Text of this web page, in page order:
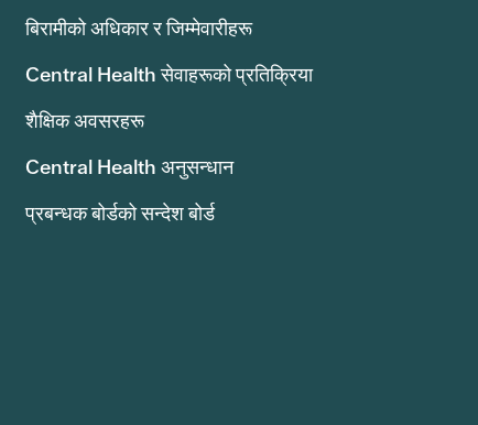
बिरामीको अधिकार र जिम्मेवारीहरू
Central Health सेवाहरूको प्रतिक्रिया
शैक्षिक अवसरहरू
Central Health अनुसन्धान
प्रबन्धक बोर्डको सन्देश बोर्ड